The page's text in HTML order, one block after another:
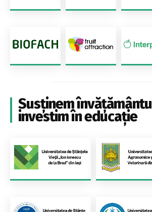
Susținem
investim în educație